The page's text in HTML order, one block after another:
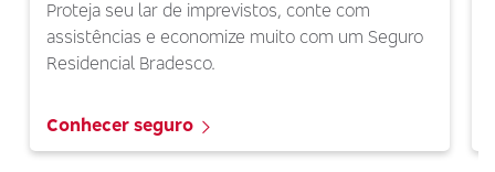
Proteja seu lar de imprevistos, conte com
assistências e economize muito com um Seguro
Residencial Bradesco.
Conhecer seguro